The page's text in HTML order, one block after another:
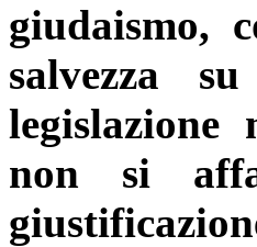
giudaismo,
salvezza
legislazione
non si